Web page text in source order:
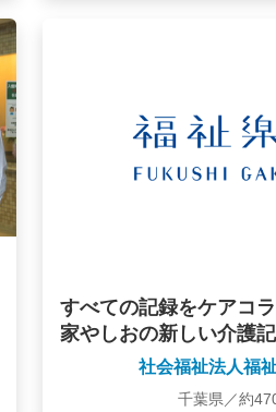
すべての記録をケアコ
家やしおの新しい介護
社会福祉法人福
千葉県／約